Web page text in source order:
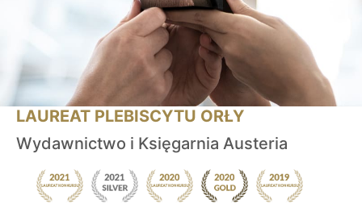
LAUREAT PLEBISCYTU ORŁY
Wydawnictwo i Księgarnia Austeria